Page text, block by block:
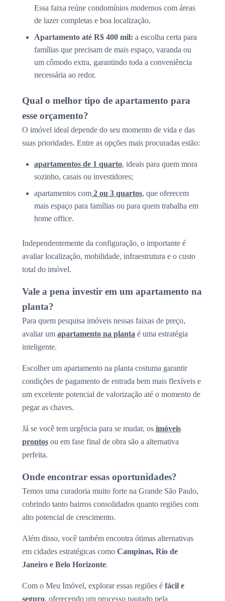
Essa faixa reúne condomínios modernos com áreas
de lazer completas e boa localização.
Apartamento até R$ 400 mil: a escolha certa para
famílias que precisam de mais espaço, varanda ou
um cômodo extra, garantindo toda a conveniência
necessária ao redor.
Qual o melhor tipo de apartamento para
esse orçamento?
O imóvel ideal depende do seu momento de vida e das
suas prioridades. Entre as opções mais procuradas estão:
apartamentos de 1 quarto, ideais para quem mora
sozinho, casais ou investidores;
apartamentos com 2 ou 3 quartos, que oferecem
mais espaço para famílias ou para quem trabalha em
home office.
Independentemente da configuração, o importante é
avaliar localização, mobilidade, infraestrutura e o custo
total do imóvel.
Vale a pena investir em um apartamento na
planta?
Para quem pesquisa imóveis nessas faixas de preço,
avaliar um apartamento na planta é uma estratégia
inteligente.
Escolher um apartamento na planta costuma garantir
condições de pagamento de entrada bem mais flexíveis e
um excelente potencial de valorização até o momento de
pegar as chaves.
Já se você tem urgência para se mudar, os imóveis
prontos ou em fase final de obra são a alternativa
perfeita.
Onde encontrar essas oportunidades?
Temos uma curadoria muito forte na Grande São Paulo,
cobrindo tanto bairros consolidados quanto regiões com
alto potencial de crescimento.
Além disso, você também encontra ótimas alternativas
em cidades estratégicas como Campinas, Rio de
Janeiro e Belo Horizonte.
Com o Meu Imóvel, explorar essas regiões é fácil e
seguro, oferecendo um processo pautado pela